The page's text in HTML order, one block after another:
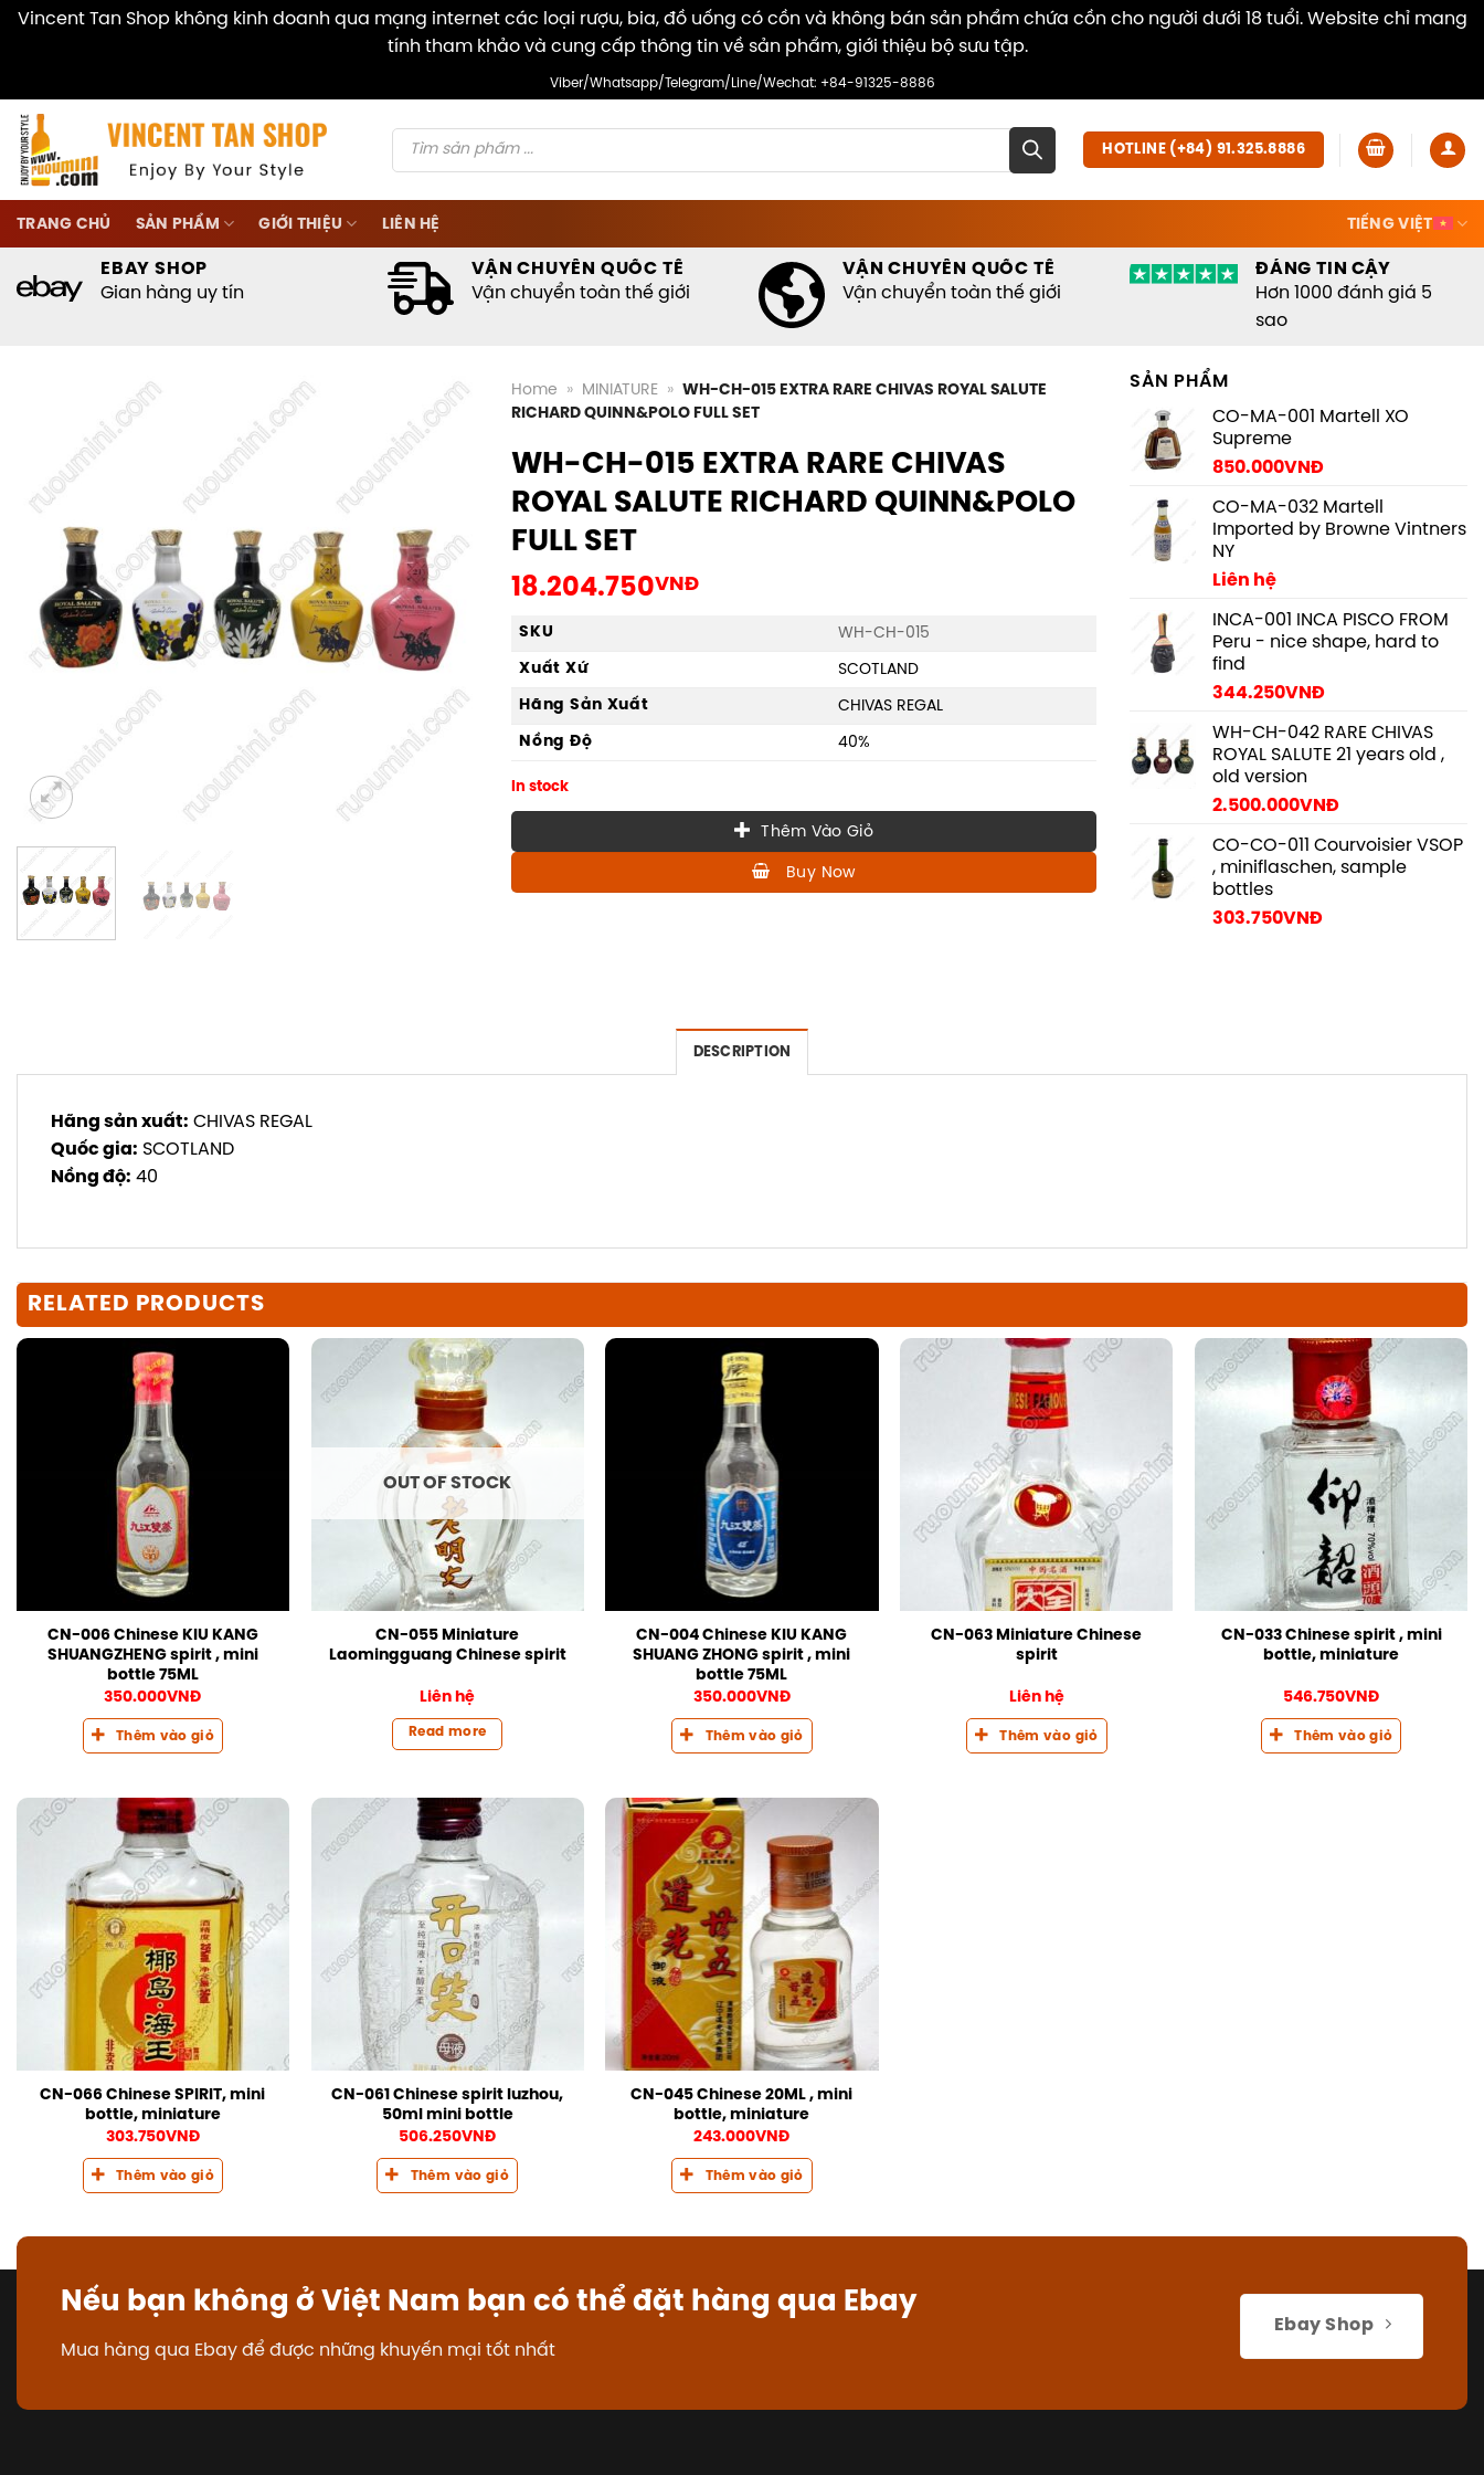
Vincent Tan Shop không kinh doanh qua mạng internet các loại rượu, bia, đồ uống có cồn và không bán sản phẩm chứa cồn cho người dưới 18 tuổi. Website chỉ mang
tính tham khảo và cung cấp thông tin về sản phẩm, giới thiệu bộ sưu tập.
content
Viber/Whatsapp/Telegram/Line/Wechat: +84-91325-8886
Products
search
HOTLINE (+84) 91.325.8886
TRANG CHỦ SẢN PHẨM GIỚI THIỆU LIÊN HỆ TIẾNG VIỆT
EBAY SHOP
Gian hàng uy tín
VẬN CHUYỂN QUỐC TẾ
Vận chuyển toàn thế giới
VẬN CHUYỂN QUỐC TẾ
Vận chuyển toàn thế giới
ĐÁNG TIN CẬY
Hơn 1000 đánh giá 5
sao
Home » MINIATURE » WH-CH-015 EXTRA RARE CHIVAS ROYAL SALUTE
RICHARD QUINN&POLO FULL SET
WH-CH-015 EXTRA RARE CHIVAS
ROYAL SALUTE RICHARD QUINN&POLO
FULL SET
18.204.750VNĐ
SKU
WH-CH-015
Xuất Xứ
SCOTLAND
Hãng Sản Xuất
CHIVAS REGAL
Nồng Độ
40%
In stock
Thêm Vào Giỏ
Buy Now
SẢN PHẨM
CO-MA-001 Martell XO
Supreme
850.000VNĐ
CO-MA-032 Martell
Imported by Browne Vintners
NY
Liên hệ
INCA-001 INCA PISCO FROM
Peru - nice shape, hard to
find
344.250VNĐ
WH-CH-042 RARE CHIVAS
ROYAL SALUTE 21 years old ,
old version
2.500.000VNĐ
CO-CO-011 Courvoisier VSOP
, miniflaschen, sample
bottles
303.750VNĐ
DESCRIPTION
Hãng sản xuất: CHIVAS REGAL
Quốc gia: SCOTLAND
Nồng độ: 40
RELATED PRODUCTS
CN-006 Chinese KIU KANG
SHUANGZHENG spirit , mini
bottle 75ML
350.000VNĐ
Thêm vào giỏ
OUT OF STOCK
CN-055 Miniature
Laomingguang Chinese spirit
Liên hệ
Read more
CN-004 Chinese KIU KANG
SHUANG ZHONG spirit , mini
bottle 75ML
350.000VNĐ
Thêm vào giỏ
CN-063 Miniature Chinese
spirit
Liên hệ
Thêm vào giỏ
CN-033 Chinese spirit , mini
bottle, miniature
546.750VNĐ
Thêm vào giỏ
CN-066 Chinese SPIRIT, mini
bottle, miniature
303.750VNĐ
Thêm vào giỏ
CN-061 Chinese spirit luzhou,
50ml mini bottle
506.250VNĐ
Thêm vào giỏ
CN-045 Chinese 20ML , mini
bottle, miniature
243.000VNĐ
Thêm vào giỏ
Nếu bạn không ở Việt Nam bạn có thể đặt hàng qua Ebay
Mua hàng qua Ebay để được những khuyến mại tốt nhất
Ebay Shop